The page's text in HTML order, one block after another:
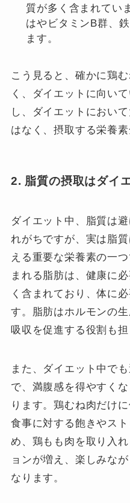
質が多く含まれてい
はやビタミンB群、
ます。
こう見ると、確かに鶏
く、ダイエットに向い
し、ダイエットにおい
はなく、摂取する栄養
2. 脂質の摂取はダイ
ダイエット中、脂質は
れがちですが、実は脂
える重要な栄養素の一
まれる脂肪は、健康に
く含まれており、体に
す。脂肪はホルモンの
吸収を促進する役割も担
また、ダイエット中で
で、満腹感を得やすく
ります。鶏むね肉だけ
食事に対する飽きやス
め、鶏もも肉を取り入
ョンが増え、楽しみな
なります。